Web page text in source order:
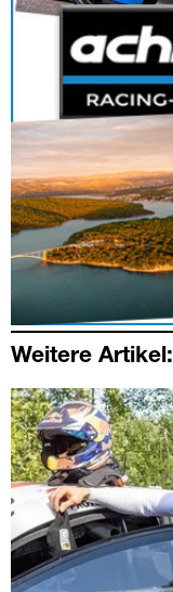
Weitere Artikel: